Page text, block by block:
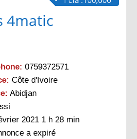
4matic
0759372571
Côte d'Ivoire
Abidjan
2021 1 h 28 min
a expiré